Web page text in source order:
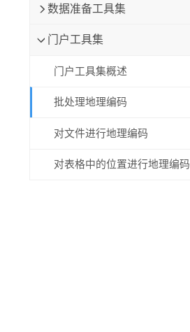
数据准备工具集
门户工具集
门户工具集概述
批处理地理编码
对文件进行地理编码
对表格中的位置进行地理编码